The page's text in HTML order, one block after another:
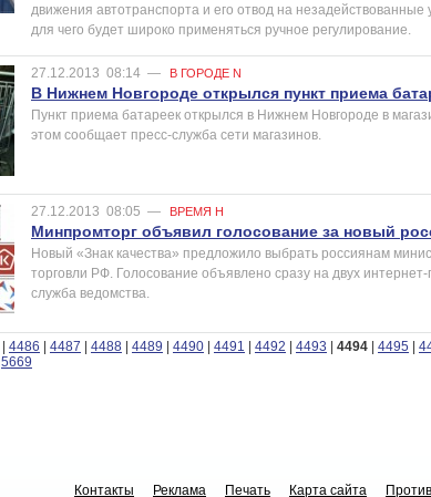
движения автотранспорта и его отвод на незадействованные
для чего будет широко применяться ручное регулирование.
27.12.2013 08:14 — В ГОРОДЕ N
В Нижнем Новгороде открылся пункт приема
Пункт приема батареек открылся в Нижнем Новгороде в
этом сообщает пресс-служба сети магазинов.
27.12.2013 08:05 — ВРЕМЯ Н
Минпромторг объявил голосование за новый
Новый «Знак качества» предложило выбрать россиянам
торговли РФ. Голосование объявлено сразу на двух
служба ведомства.
| 4486 | 4487 | 4488 | 4489 | 4490 | 4491 | 4492 | 4493 | 4494 | 4495 |
5669
Контакты Реклама Печать Карта сайта